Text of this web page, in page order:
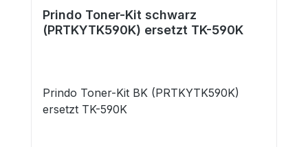
Prindo Toner-Kit schwarz
(PRTKYTK590K) ersetzt TK-590K
Prindo Toner-Kit BK (PRTKYTK590K)
ersetzt TK-590K